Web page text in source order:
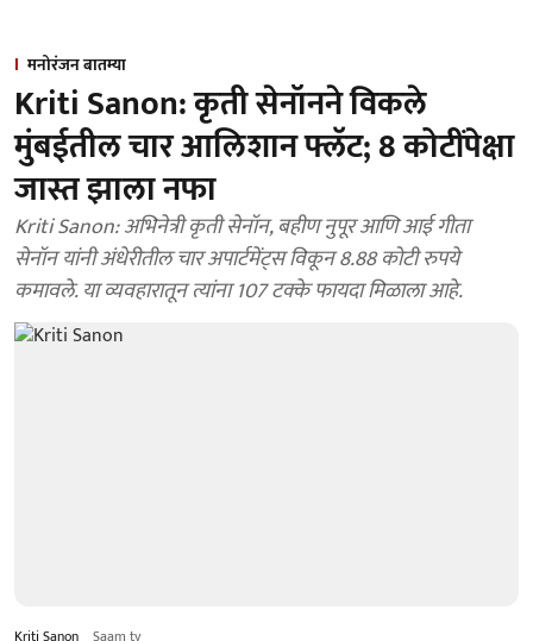
मनोरंजन बातम्या
Kriti Sanon: कृती सेनॉनने विकले
मुंबईतील चार आलिशान फ्लॅट; 8 कोटींपेक्षा
जास्त झाला नफा
Kriti Sanon: अभिनेत्री कृती सेनॉन, बहीण नुपूर आणि आई गीता
सेनॉन यांनी अंधेरीतील चार अपार्टमेंट्स विकून 8.88 कोटी रुपये
कमावले. या व्यवहारातून त्यांना 107 टक्के फायदा मिळाला आहे.
Kriti Sanon Saam tv